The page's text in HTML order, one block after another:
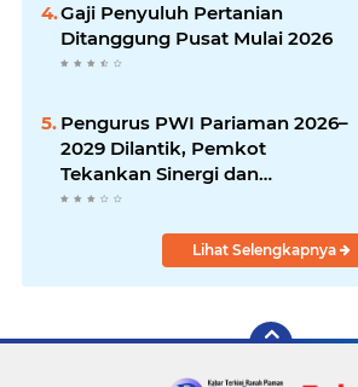
Gaji Penyuluh Pertanian
Ditanggung Pusat Mulai 2026
Pengurus PWI Pariaman 2026–
2029 Dilantik, Pemkot
Tekankan Sinergi dan
Profesionalisme Pers
Lihat Selengkapnya